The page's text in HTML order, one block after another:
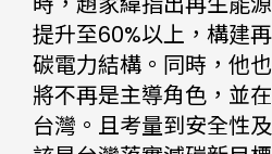
提升至60%以上，構建
碳電力結構。同時，他
將不再是主導角色，並
台灣。且考量到安全性